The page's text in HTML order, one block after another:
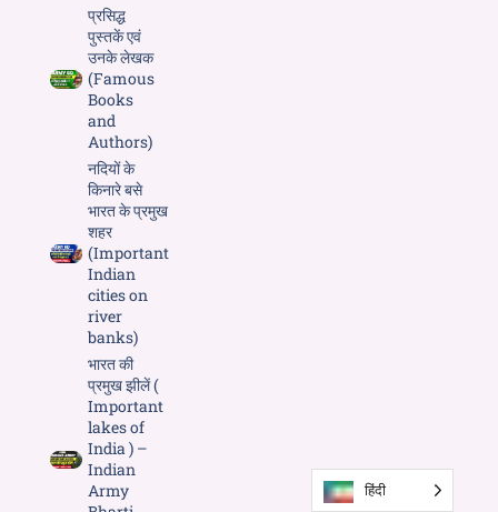
प्रसिद्ध
पुस्तकें एवं
उनके लेखक
(Famous
Books
and
Authors)
नदियों के
किनारे बसे
भारत के प्रमुख
शहर
(Important
Indian
cities on
river
banks)
भारत की
प्रमुख झीलें (
Important
lakes of
India ) –
Indian
Army
हिंदी